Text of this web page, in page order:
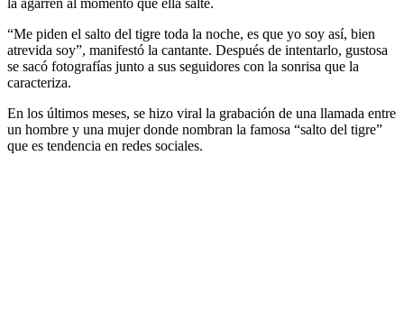
la agarren al momento que ella salte.
“Me piden el salto del tigre toda la noche, es que yo soy así, bien
atrevida soy”, manifestó la cantante. Después de intentarlo, gustosa
se sacó fotografías junto a sus seguidores con la sonrisa que la
caracteriza.
En los últimos meses, se hizo viral la grabación de una llamada entre
un hombre y una mujer donde nombran la famosa “salto del tigre”
que es tendencia en redes sociales.